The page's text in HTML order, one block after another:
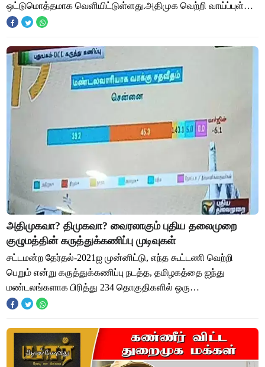
ஒட்டுமொத்தமாக வெளியிட்டுள்ளது.அதிமுக வெற்றி வாய்ப்புள்ள
தொகுதிகள் பொன்னேரி, திருத்தணி ,
அதிமுகவா? திமுகவா? வைரலாகும் புதிய தலைமுறை
குழுமத்தின் கருத்துக்கணிப்பு முடிவுகள்
சட்டமன்ற தேர்தல்-2021ஐ முன்னிட்டு, எந்த கூட்டணி வெற்றி
பெறும் என்று கருத்துக்கணிப்பு நடத்த, தமிழகத்தை ஐந்து
மண்டலங்களாக பிரித்து 234 தொகுதிகளில் ஒரு
வாக்குச்சாவடிக்கு 20 பேர் என்கிற அடிப்படையில் 2 ஆய